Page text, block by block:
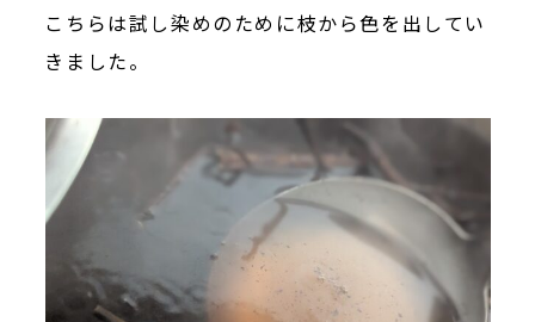
こちらは試し染めのために枝から色を出してい
きました。